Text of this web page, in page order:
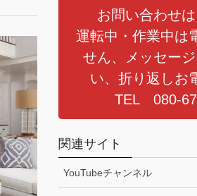
お問い合わせ
運転中・作業中は
せん、メッセー
い、折り返しお
TEL 080-
関連サイト
YouTubeチャンネル